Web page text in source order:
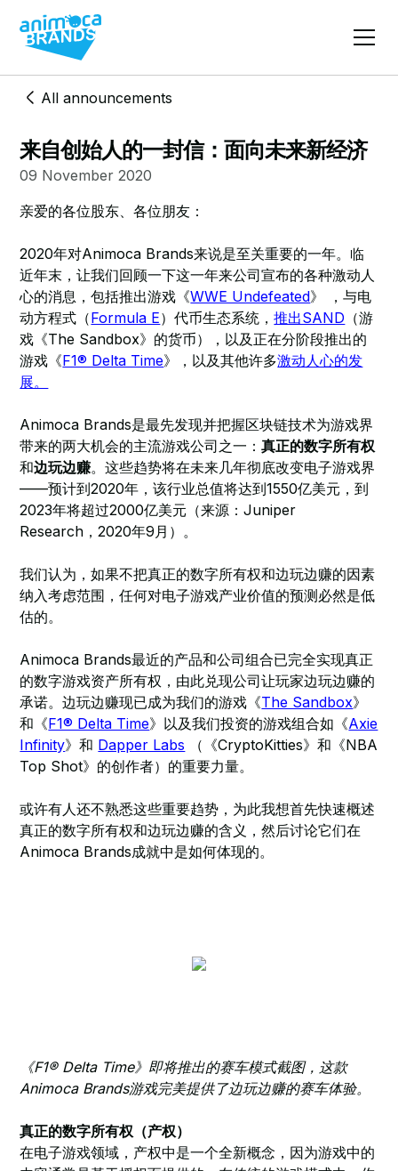
All announcements
来自创始人的一封信：面向未来新经济
09 November 2020
亲爱的各位股东、各位朋友：
2020年对Animoca Brands来说是至关重要的一年。临
近年末，让我们回顾一下这一年来公司宣布的各种激动人
心的消息，包括推出游戏《WWE Undefeated》 ，与电
动方程式（Formula E）代币生态系统，推出SAND （游
戏《The Sandbox》的货币），以及正在分阶段推出的
游戏《F1® Delta Time》，以及其他许多激动人心的发
展。
Animoca Brands是最先发现并把握区块链技术为游戏界
带来的两大机会的主流游戏公司之一：真正的数字所有权
和边玩边赚。这些趋势将在未来几年彻底改变电子游戏界
——预计到2020年，该行业总值将达到1550亿美元，到
2023年将超过2000亿美元（来源：Juniper
Research，2020年9月）。
我们认为，如果不把真正的数字所有权和边玩边赚的因素
纳入考虑范围，任何对电子游戏产业价值的预测必然是低
估的。
Animoca Brands最近的产品和公司组合已完全实现真正
的数字游戏资产所有权，由此兑现公司让玩家边玩边赚的
承诺。边玩边赚现已成为我们的游戏《The Sandbox》
和《F1® Delta Time》以及我们投资的游戏组合如《Axie
Infinity》和 Dapper Labs （《CryptoKitties》和《NBA
Top Shot》的创作者）的重要力量。
或许有人还不熟悉这些重要趋势，为此我想首先快速概述
真正的数字所有权和边玩边赚的含义，然后讨论它们在
Animoca Brands成就中是如何体现的。
《F1® Delta Time》即将推出的赛车模式截图，这款
Animoca Brands游戏完美提供了边玩边赚的赛车体验。
真正的数字所有权（产权）
在电子游戏领域，产权中是一个全新概念，因为游戏中的